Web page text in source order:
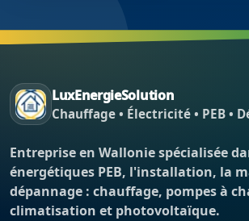
LuxEnergieSolution
Chauffage • Électricité • PEB •
Entreprise en Wallonie spécialisée
énergétiques PEB, l'installation, la
dépannage : chauffage, pompes à
climatisation et photovoltaïque.